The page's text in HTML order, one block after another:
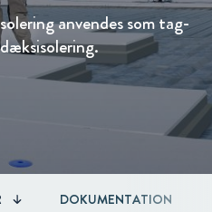
anvendes som tag-
DOKUMENTATION